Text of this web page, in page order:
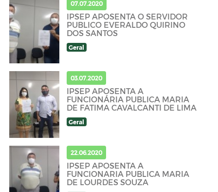
07.07.2020
IPSEP APOSENTA O SERVIDOR
PUBLICO EVERALDO QUIRINO
DOS SANTOS
Geral
03.07.2020
IPSEP APOSENTA A
FUNCIONÁRIA PUBLICA MARIA
DE FATIMA CAVALCANTI DE LIMA
Geral
22.06.2020
IPSEP APOSENTA A
FUNCIONARIA PUBLICA MARIA
DE LOURDES SOUZA